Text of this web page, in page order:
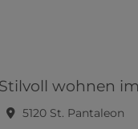
5120 St. Pantaleon